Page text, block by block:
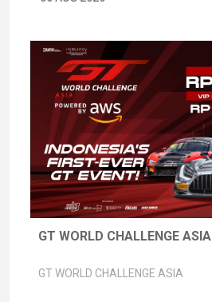
GT WORLD CHALLENGE ASIA
GT WORLD CHALLENGE ASIA